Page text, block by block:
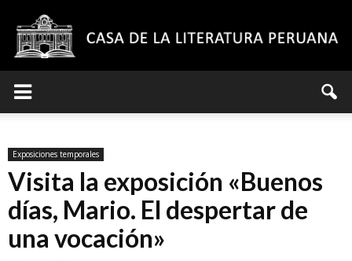
Exposiciones temporales
Visita la exposición «Buenos
días, Mario. El despertar de
una vocación»